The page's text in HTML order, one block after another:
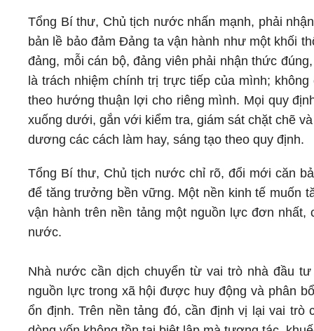
Tổng Bí thư, Chủ tịch nước nhấn mạnh, phải
bản lề bảo đảm Đảng ta vận hành như một khối
đảng, mỗi cán bộ, đảng viên phải nhận thức
là trách nhiệm chính trị trực tiếp của mình;
theo hướng thuận lợi cho riêng mình. Mọi quy
xuống dưới, gắn với kiểm tra, giám sát chặt chẽ
dương các cách làm hay, sáng tạo theo quy định.
Tổng Bí thư, Chủ tịch nước chỉ rõ, đổi mới căn
để tăng trưởng bền vững. Một nền kinh tế muốn
vận hành trên nền tảng một nguồn lực đơn
nước.
Nhà nước cần dịch chuyển từ vai trò nhà đầu
nguồn lực trong xã hội được huy động và phân
ổn định. Trên nền tảng đó, cần định vị lại vai